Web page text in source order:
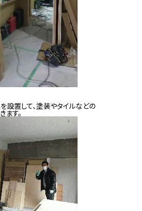
設置して、塗装やタイルなどの
す。